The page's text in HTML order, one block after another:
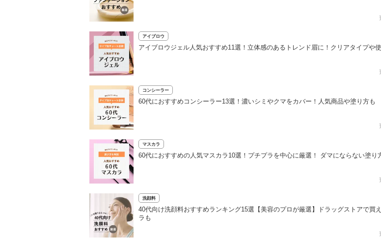
アイブロウ
アイブロウジェル人気おすすめ11選！立体感のあるトレンド眉に！クリアタイプや
コンシーラー
60代におすすめコンシーラー13選！濃いシミやクマをカバー！人気商品や塗り方も
マスカラ
60代におすすめの人気マスカラ10選！プチプラを中心に厳選！ ダマにならない塗り
洗顔料
40代向け洗顔料おすすめランキング15選【美容のプロが厳選】ドラッグストアで買
ラも